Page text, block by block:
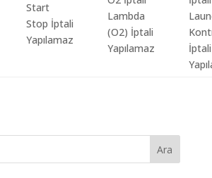
Start
Stop İptali
Yapılamaz
Lambda
(O2) İptali
Yapılamaz
İptali
Ara